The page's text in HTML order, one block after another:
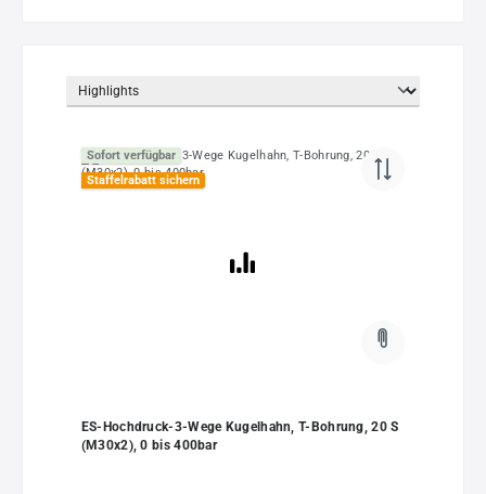
Sofort verfügbar
Staffelrabatt sichern
ES-Hochdruck-3-Wege Kugelhahn, T-Bohrung, 20 S
(M30x2), 0 bis 400bar